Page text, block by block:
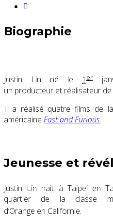
Biographie
Justin Lin né le 1er
un producteur et réalisateur
Il a réalisé quatre films de
américaine Fast and Furious.
Jeunesse et
Justin Lin nait à Taipei en
quartier de la classe
d’Orange en Californie.